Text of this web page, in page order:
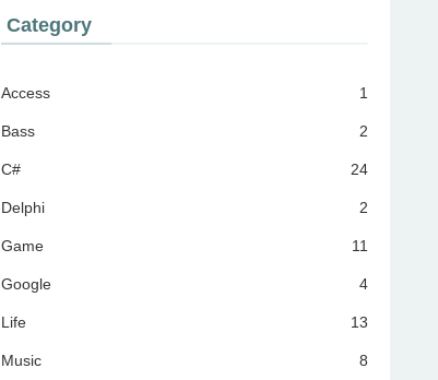
Category
Access 1
Bass 2
C# 24
Delphi 2
Game 11
Google 4
Life 13
Music 8